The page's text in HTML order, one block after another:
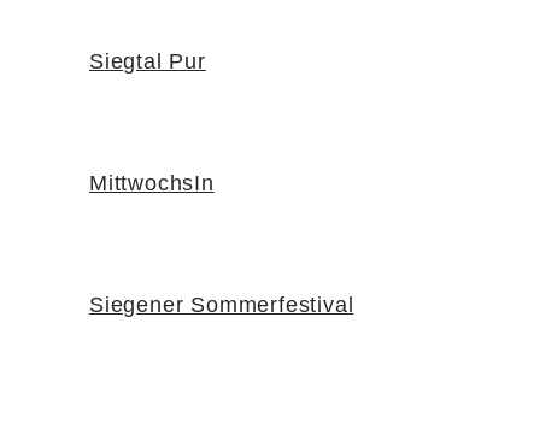
Siegtal Pur
MittwochsIn
Siegener Sommerfestival